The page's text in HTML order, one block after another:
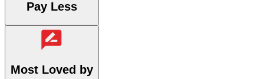
Pay Less
Most Loved by